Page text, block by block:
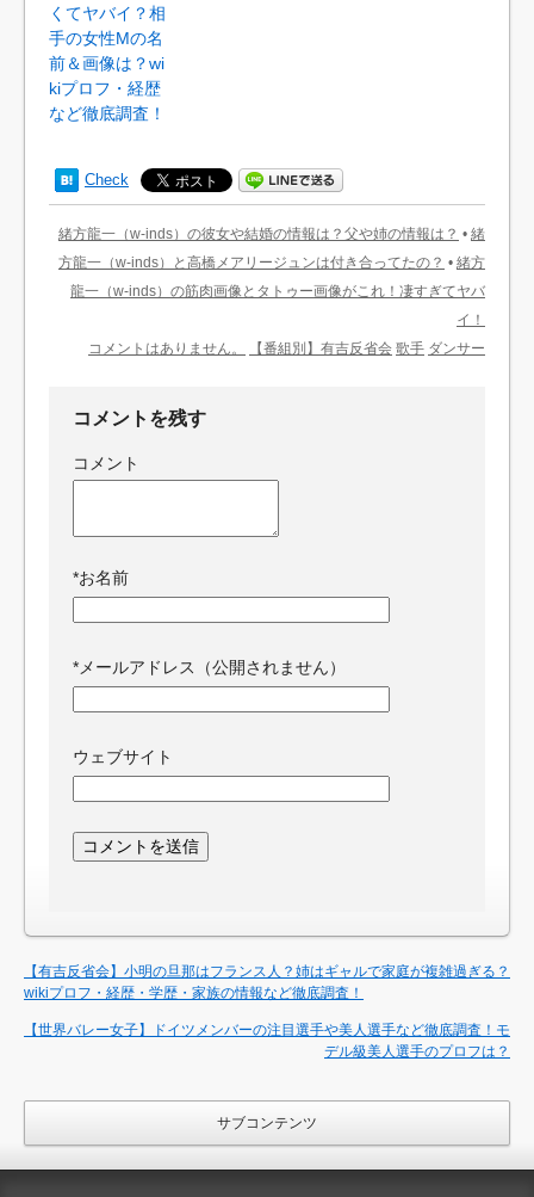
くてヤバイ？相
手の女性Mの名
前＆画像は？wi
kiプロフ・経歴
など徹底調査！
Check
緒方龍一（w-inds）の彼女や結婚の情報は？父や姉の情報は？ • 緒
方龍一（w-inds）と高橋メアリージュンは付き合ってたの？ • 緒方
龍一（w-inds）の筋肉画像とタトゥー画像がこれ！凄すぎてヤバ
イ！
コメントはありません。
【番組別】有吉反省会 歌手 ダンサー
コメントを残す
コメント
*お名前
*メールアドレス（公開されません）
ウェブサイト
【有吉反省会】小明の旦那はフランス人？姉はギャルで家庭が複雑過ぎる？
wikiプロフ・経歴・学歴・家族の情報など徹底調査！
【世界バレー女子】ドイツメンバーの注目選手や美人選手など徹底調査！モ
デル級美人選手のプロフは？
サブコンテンツ